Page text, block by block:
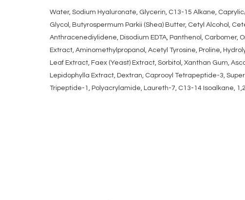
Water, Sodium Hyaluronate, Glycerin, C13-15 Alkane,
Glycol, Butyrospermum Parkii (Shea) Butter, Cetyl Alcohol,
Anthracenediylidene, Disodium EDTA, Panthenol, Carbomer,
Extract, Aminomethylpropanol, Acetyl Tyrosine, Proline,
Leaf Extract, Faex (Yeast) Extract, Sorbitol, Xanthan Gum,
Lepidophylla Extract, Dextran, Caprooyl Tetrapeptide-3,
Tripeptide-1, Polyacrylamide, Laureth-7, C13-14 Isoalkane,